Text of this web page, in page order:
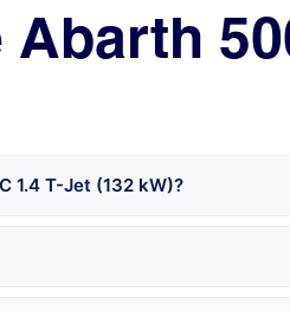
1.4 T-Jet (132 kW)?